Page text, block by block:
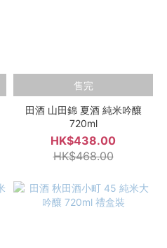
售完
田酒 山田錦 夏酒 純米吟釀
720ml
HK$438.00
HK$468.00